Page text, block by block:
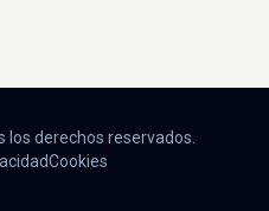
los derechos reservados.
Cookies